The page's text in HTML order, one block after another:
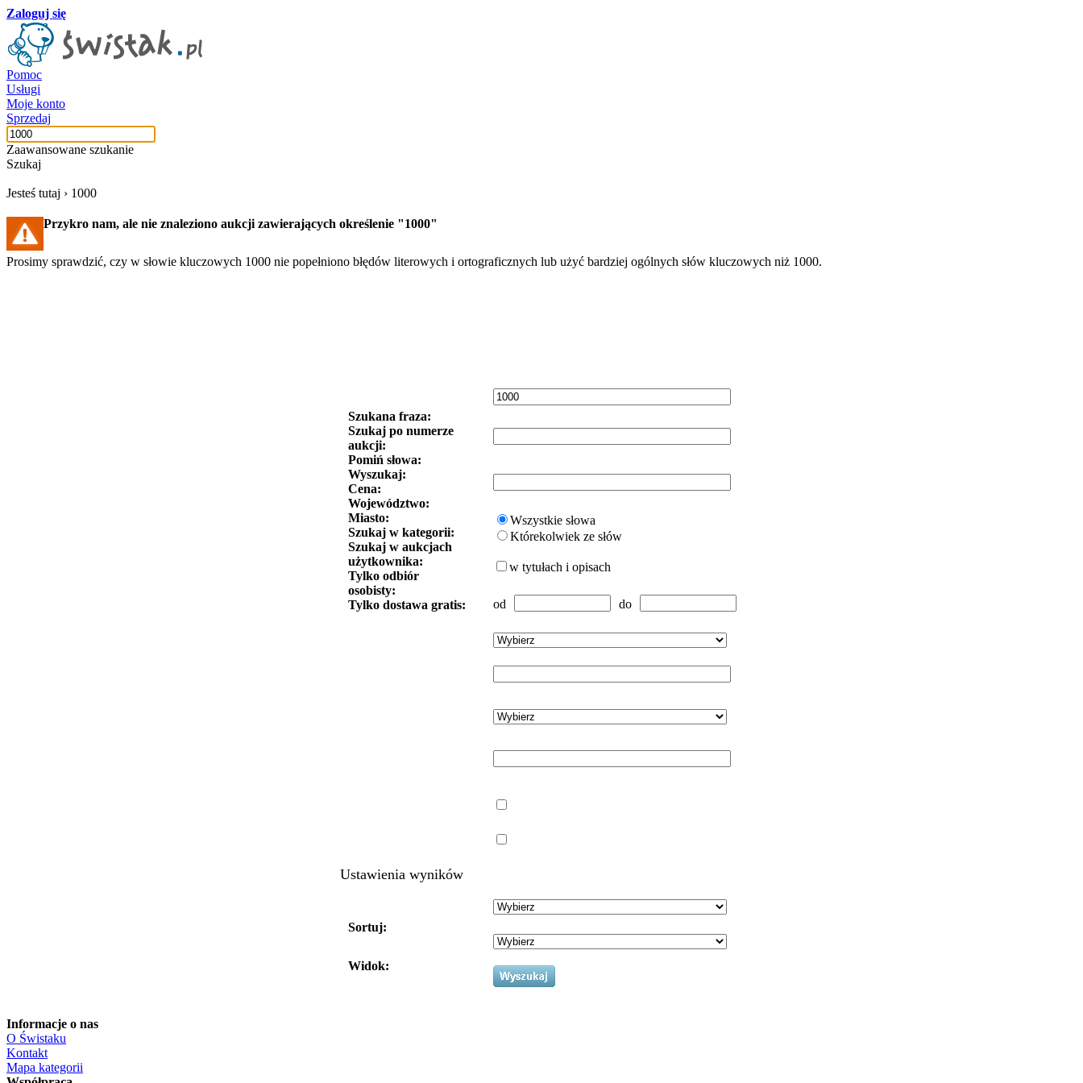
Zaloguj się
Pomoc
Usługi
Moje konto
Sprzedaj
Zaawansowane szukanie
Szukaj
Jesteś tutaj › 1000
Przykro nam, ale nie znaleziono aukcji zawierających określenie "1000"
Prosimy sprawdzić, czy w słowie kluczowych 1000 nie popełniono błędów literowych i ortograficznych lub użyć bardziej ogólnych słów kluczowych niż 1000.
Szukana fraza:
Szukaj po numerze
aukcji:
Pomiń słowa:
Wyszukaj:
Cena:
Województwo:
Miasto:
Szukaj w kategorii:
Szukaj w aukcjach
użytkownika:
Tylko odbiór
osobisty:
Tylko dostawa gratis:
Wszystkie słowa
Którekolwiek ze słów
w tytułach i opisach
od do
Ustawienia wyników
Sortuj:
Widok:
Informacje o nas
O Świstaku
Kontakt
Mapa kategorii